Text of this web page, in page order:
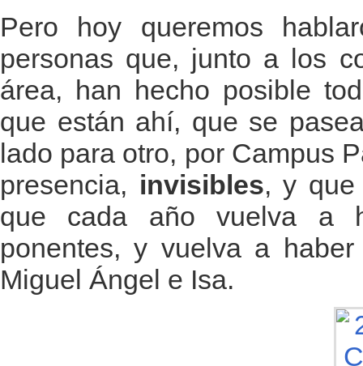
Pero hoy queremos
personas que, junto a los
área, han hecho posible
que están ahí, que se
lado para otro, por Campus
presencia, invisibles, y
que cada año vuelva a
ponentes, y vuelva a
Miguel Ángel e Isa.